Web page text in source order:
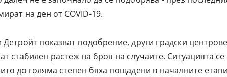
на ден от COVID-19.
показват подобрение, други градски
стабилен растеж на броя на случаите. Ситуацията се
до голяма степен бяха пощадени в началните